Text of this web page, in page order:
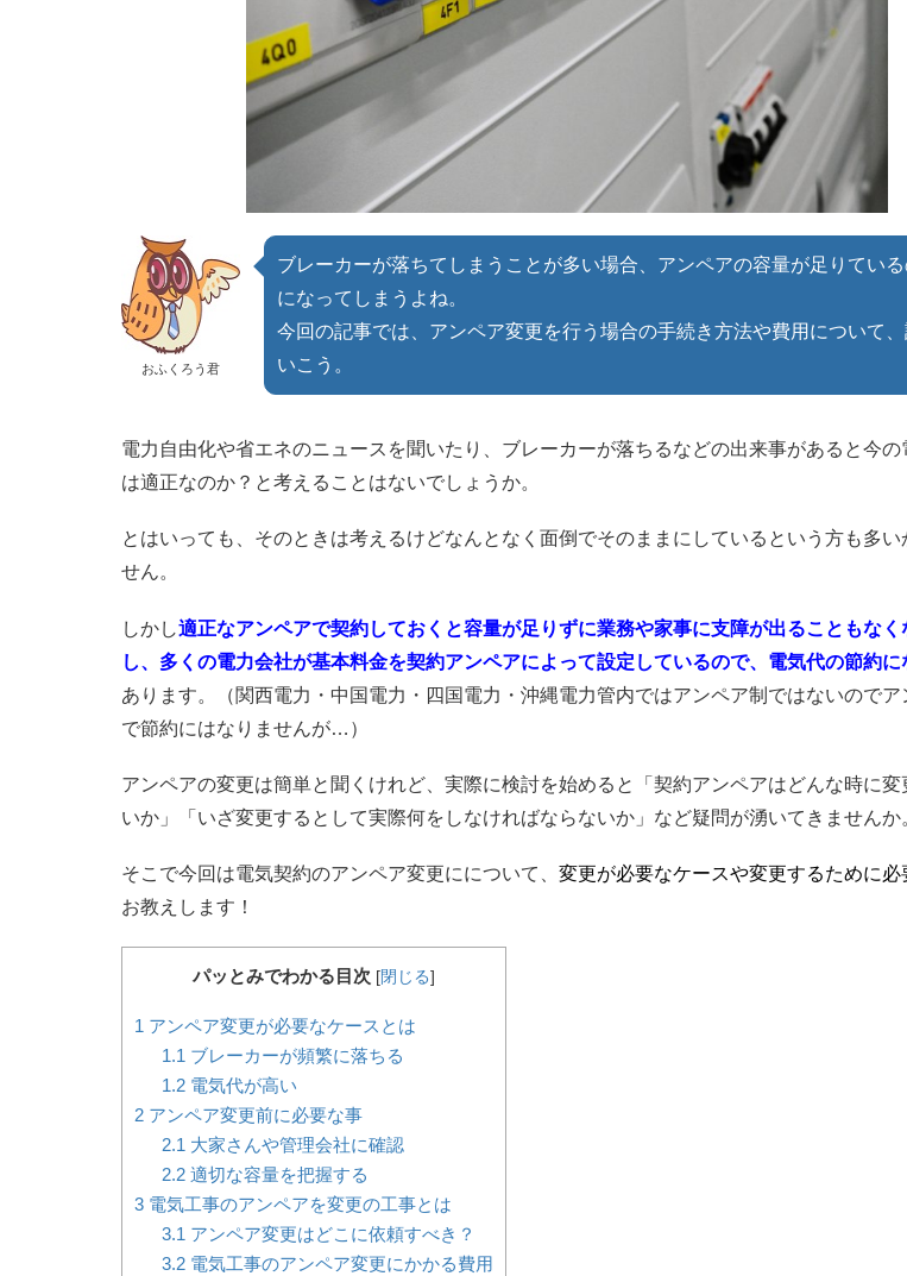
おふくろう君
ブレーカーが落ちてしまうことが多い場合、アンペアの容量が足りてい
になってしまうよね。
今回の記事では、アンペア変更を行う場合の手続き方法や費用について
いこう。
電力自由化や省エネのニュースを聞いたり、ブレーカーが落ちるなどの出来事があると今の
は適正なのか？と考えることはないでしょうか。
とはいっても、そのときは考えるけどなんとなく面倒でそのままにしているという方も多い
せん。
しかし適正なアンペアで契約しておくと容量が足りずに業務や家事に支障が出ることもなく
し、多くの電力会社が基本料金を契約アンペアによって設定しているので、電気代の節約に
あります。（関西電力・中国電力・四国電力・沖縄電力管内ではアンペア制ではないのでア
で節約にはなりませんが…）
アンペアの変更は簡単と聞くけれど、実際に検討を始めると「契約アンペアはどんな時に変
いか」「いざ変更するとして実際何をしなければならないか」など疑問が湧いてきませんか
そこで今回は電気契約のアンペア変更にについて、 変更が必要なケースや変更するために必
お教えします！
パッとみでわかる目次 [閉じる]
1 アンペア変更が必要なケースとは
1.1 ブレーカーが頻繁に落ちる
1.2電気代が高い
2 アンペア変更前に必要な事
2.1 大家さんや管理会社に確認
2.2適切な容量を把握する
3 電気工事のアンペアを変更の工事とは
3.1 アンペア変更はどこに依頼すべき？
3.2電気工事のアンペア変更にかかる費用